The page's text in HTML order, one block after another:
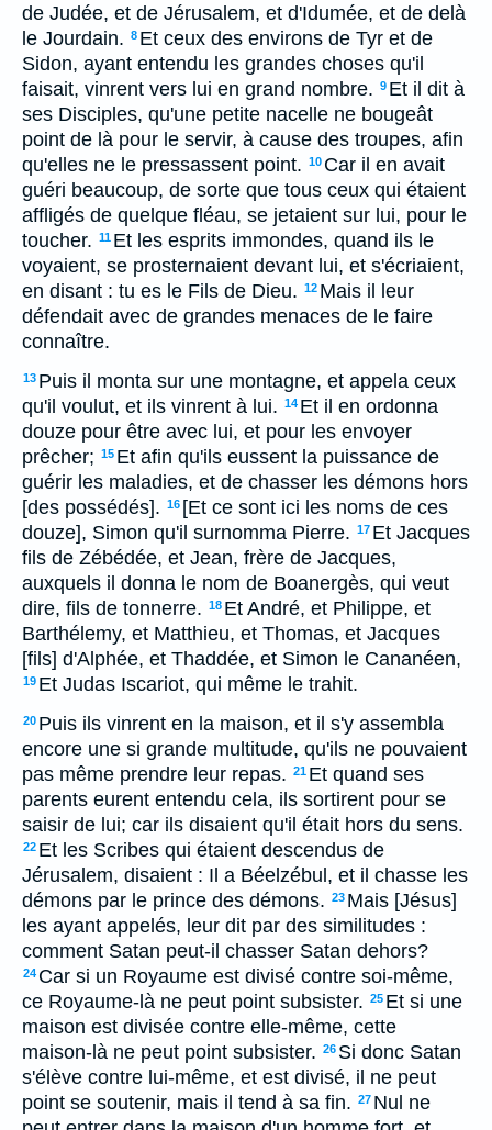
de Judée, et de Jérusalem, et d'Idumée, et de delà
le Jourdain. 8 Et ceux des environs de Tyr et de
Sidon, ayant entendu les grandes choses qu'il
faisait, vinrent vers lui en grand nombre. 9 Et il dit à
ses Disciples, qu'une petite nacelle ne bougeât
point de là pour le servir, à cause des troupes, afin
qu'elles ne le pressassent point. 10 Car il en avait
guéri beaucoup, de sorte que tous ceux qui étaient
affligés de quelque fléau, se jetaient sur lui, pour le
toucher. 11 Et les esprits immondes, quand ils le
voyaient, se prosternaient devant lui, et s'écriaient,
en disant : tu es le Fils de Dieu. 12 Mais il leur
défendait avec de grandes menaces de le faire
connaître.
13 Puis il monta sur une montagne, et appela ceux
qu'il voulut, et ils vinrent à lui. 14 Et il en ordonna
douze pour être avec lui, et pour les envoyer
prêcher; 15 Et afin qu'ils eussent la puissance de
guérir les maladies, et de chasser les démons hors
[des possédés]. 16 [Et ce sont ici les noms de ces
douze], Simon qu'il surnomma Pierre. 17 Et Jacques
fils de Zébédée, et Jean, frère de Jacques,
auxquels il donna le nom de Boanergès, qui veut
dire, fils de tonnerre. 18 Et André, et Philippe, et
Barthélemy, et Matthieu, et Thomas, et Jacques
[fils] d'Alphée, et Thaddée, et Simon le Cananéen,
19 Et Judas Iscariot, qui même le trahit.
20 Puis ils vinrent en la maison, et il s'y assembla
encore une si grande multitude, qu'ils ne pouvaient
pas même prendre leur repas. 21 Et quand ses
parents eurent entendu cela, ils sortirent pour se
saisir de lui; car ils disaient qu'il était hors du sens.
22 Et les Scribes qui étaient descendus de
Jérusalem, disaient : Il a Béelzébul, et il chasse les
démons par le prince des démons. 23 Mais [Jésus]
les ayant appelés, leur dit par des similitudes :
comment Satan peut-il chasser Satan dehors?
24 Car si un Royaume est divisé contre soi-même,
ce Royaume-là ne peut point subsister. 25 Et si une
maison est divisée contre elle-même, cette
maison-là ne peut point subsister. 26 Si donc Satan
s'élève contre lui-même, et est divisé, il ne peut
point se soutenir, mais il tend à sa fin. 27 Nul ne